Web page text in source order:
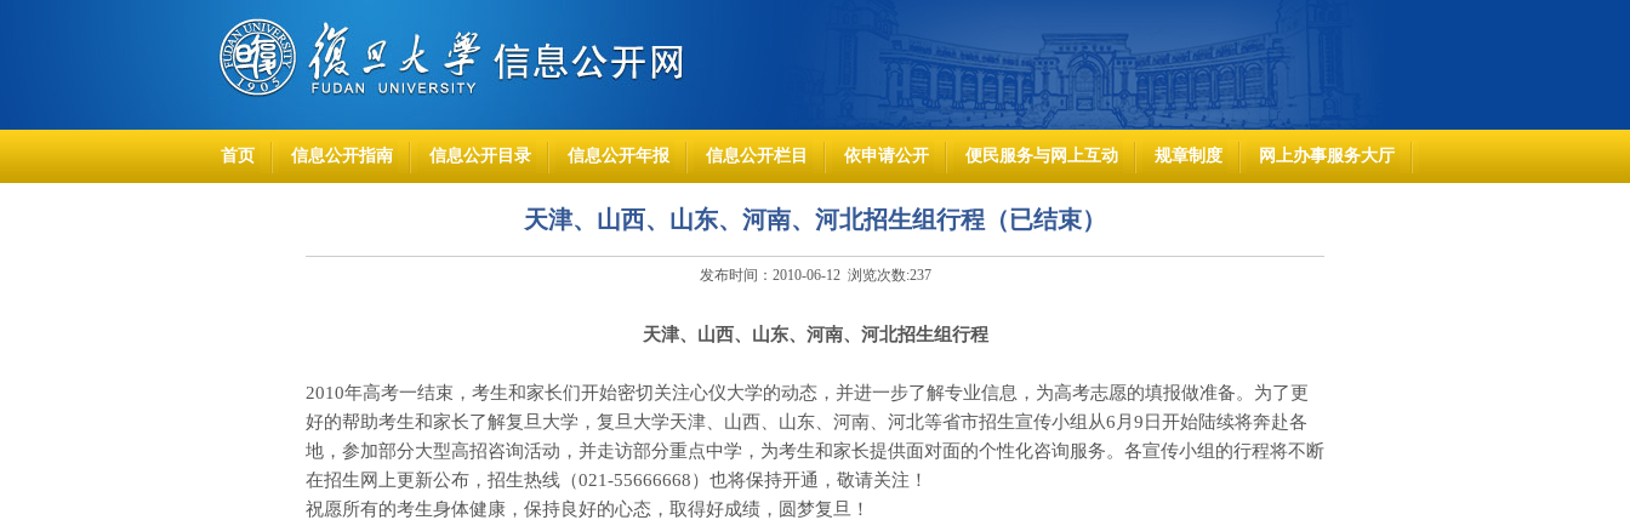
首页 信息公开指南 信息公开目录 信息公开年报 信息公开栏目 依申请公开 便民服务与网上互动 规章制度 网上办事服务大厅
天津、山西、山东、河南、河北招生组行程（已结束）
发布时间：2010-06-12 浏览次数:237
天津、山西、山东、河南、河北招生组行程
2010年高考一结束，考生和家长们开始密切关注心仪大学的动态，并进一步了解专业信息，为高考志愿的填报做准备。为了更
好的帮助考生和家长了解复旦大学，复旦大学天津、山西、山东、河南、河北等省市招生宣传小组从6 月 9 日开始陆续将奔赴各
地，参加部分大型高招咨询活动，并走访部分重点中学，为考生和家长提供面对面的个性化咨询服务。各宣传小组的行程将不断
在招生网上更新公布，招生热线（021-55666668）也将保持开通，敬请关注！
祝愿所有的考生身体健康，保持良好的心态，取得好成绩，圆梦复旦！